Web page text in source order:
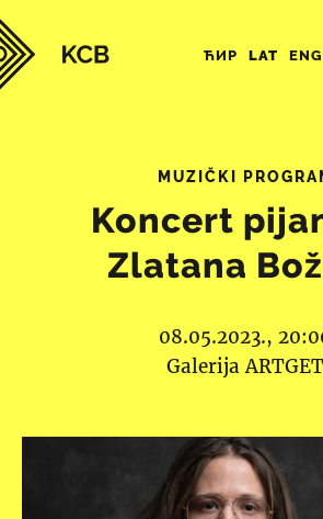
ЋИР LAT ENG
MUZIČKI
Koncert
Zlatana
08.05.2023.,
Galerija ARTGET